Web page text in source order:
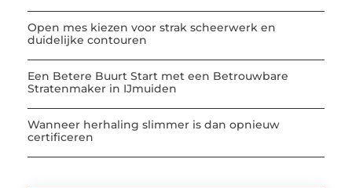
Open mes kiezen voor strak scheerwerk en
duidelijke contouren
Een Betere Buurt Start met een Betrouwbare
Stratenmaker in IJmuiden
Wanneer herhaling slimmer is dan opnieuw
certificeren